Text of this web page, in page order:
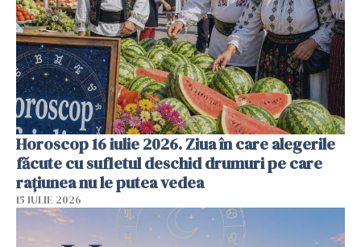
Horoscop 16 iulie 2026. Ziua în care alegerile
făcute cu sufletul deschid drumuri pe care
rațiunea nu le putea vedea
15 IULIE 2026